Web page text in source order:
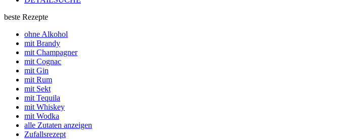
beste Rezepte
ohne Alkohol
mit Brandy
mit Champagner
mit Cognac
mit Gin
mit Rum
mit Sekt
mit Tequila
mit Whiskey
mit Wodka
alle Zutaten anzeigen
Zufallsrezept